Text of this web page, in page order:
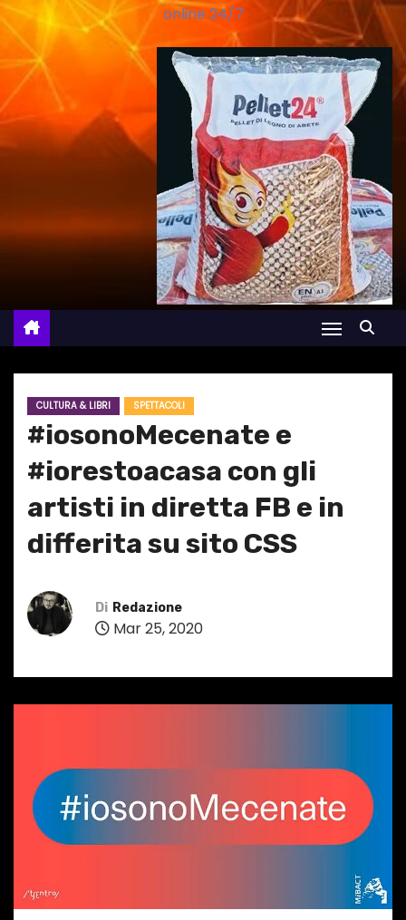
online 24/7
CULTURA & LIBRI SPETTACOLI
#iosonoMecenate e
#iorestoacasa con gli
artisti in diretta FB e in
differita su sito CSS
Di Redazione
Mar 25, 2020